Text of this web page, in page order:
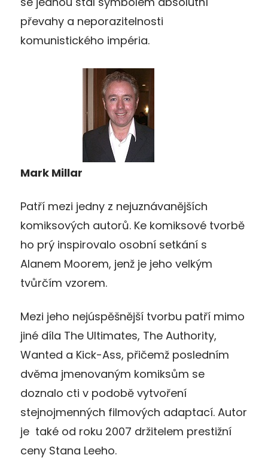
převahy a neporazitelnosti
komunistického impéria.
Mark Millar
Patří mezi jedny z nejuznávanějších
komiksových autorů. Ke komiksové tvorbě
ho prý inspirovalo osobní setkání s
Alanem Moorem, jenž je jeho velkým
tvůrčím vzorem.
Mezi jeho nejúspěšnější tvorbu patří mimo
jiné díla The Ultimates, The Authority,
Wanted a Kick-Ass, přičemž posledním
dvěma jmenovaným komiksům se
doznalo cti v podobě vytvoření
stejnojmenných filmových adaptací. Autor
je také od roku 2007 držitelem prestižní
ceny Stana Leeho.